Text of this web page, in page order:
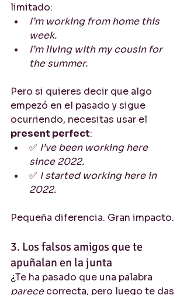
limitado:
I’m working from home this
week.
I’m living with my cousin for
the summer.
Pero si quieres decir que algo
empezó en el pasado y sigue
ocurriendo, necesitas usar el
present perfect:
✅ I’ve been working here
since 2022.
✅ I started working here in
2022.
Pequeña diferencia. Gran impacto.
3. Los falsos amigos que te
apuñalan en la junta
¿Te ha pasado que una palabra
parece correcta, pero luego te das